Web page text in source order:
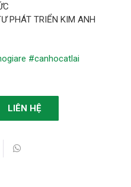
PHÁT TRIỂN KIM ANH
#canhocatlai
LIÊN HỆ